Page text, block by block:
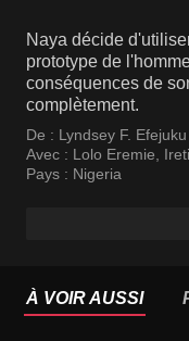
Naya décide
prototype de
conséquences de
complètement.
De : Lyndsey F. Efejuku
Avec : Lolo Eremie
Pays : Nigeria
À VOIR AUSSI